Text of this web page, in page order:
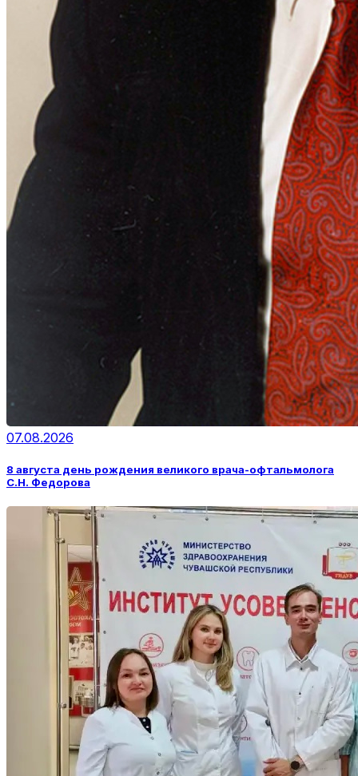
07.08.2026
8 августа день рождения великого врача-офтальмолога
С.Н. Федорова